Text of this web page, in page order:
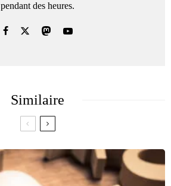
pendant des heures.
Similaire